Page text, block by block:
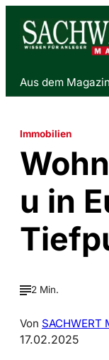
Aus dem Magazin
Immobilien
u in
2 Min.
Von SACHWERT
17.02.2025